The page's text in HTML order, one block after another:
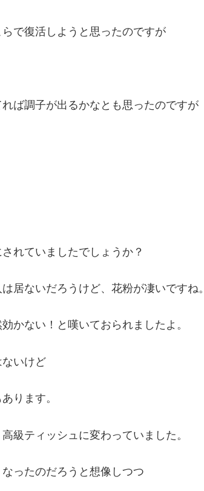
で復活しようと思ったのですが
ば調子が出るかなとも思ったのですが
れていましたでしょうか？
居ないだろうけど、花粉が凄いですね。
かない！と嘆いておられましたよ。
いけど
ります。
級ティッシュに変わっていました。
ったのだろうと想像しつつ